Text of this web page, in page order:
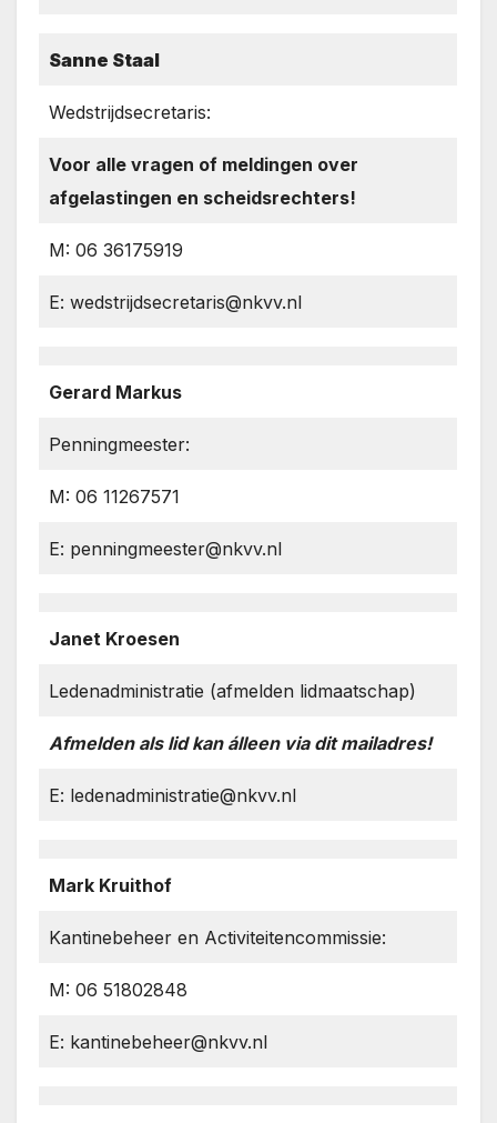
Sanne Staal
Wedstrijdsecretaris:
Voor alle vragen of meldingen over
afgelastingen en scheidsrechters!
M: 06 36175919
E: wedstrijdsecretaris@nkvv.nl
Gerard Markus
Penningmeester:
M: 06 11267571
E: penningmeester@nkvv.nl
Janet Kroesen
Ledenadministratie (afmelden lidmaatschap)
Afmelden als lid kan álleen via dit mailadres!
E: ledenadministratie@nkvv.nl
Mark Kruithof
Kantinebeheer en Activiteitencommissie:
M: 06 51802848
E: kantinebeheer@nkvv.nl